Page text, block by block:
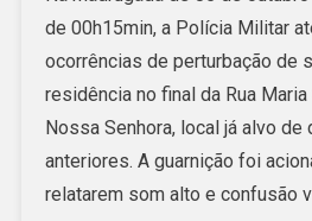
MILITAR
FESTA
COM
MENORES
E
de 00h15min, a Polícia Militar
ocorrências de perturbação de
residência no final da Rua
Nossa Senhora, local já alvo
anteriores. A guarnição foi
relatarem som alto e confusão